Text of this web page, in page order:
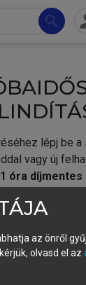
search
lépj be
vagy új
1 óra
vagy hozz
próbaidőszak
az önről
olvasd el az